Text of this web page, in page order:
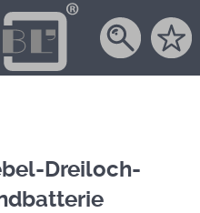
Dreiloch-